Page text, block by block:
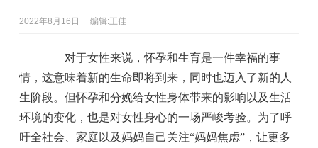
2022年8月16日 编辑:王佳
对于女性来说，怀孕和生育是一件幸福的事
情，这意味着新的生命即将到来，同时也迈入了新的人
生阶段。但怀孕和分娩给女性身体带来的影响以及生活
环境的变化，也是对女性身心的一场严峻考验。为了呼
吁全社会、家庭以及妈妈自己关注“妈妈焦虑”，让更多